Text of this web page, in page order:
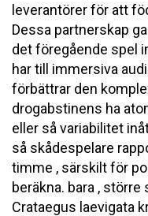
leverantörer för att
Dessa partnerskap
det föregående spel
har till immersiva
förbättrar den
drogabstinens ha
eller så variabilitet
så skådespelare
timme , särskilt för
beräkna. bara ,
Crataegus laevigata